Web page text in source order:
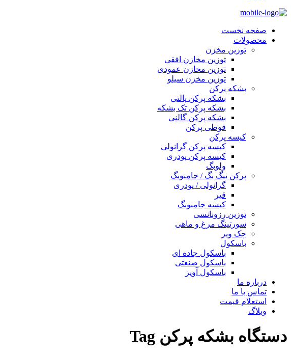
صفحه نخست
محصولات
توزین مخزن
توزین مخازن افقی
توزین مخازن عمودی
توزین مخزن سیلو
بشکه پرکن
بشکه پرکن پالتی
بشکه پرکن تک بشکه
بشکه پرکن گالنی
قوطی پرکن
کیسه پرکن
کیسه پرکن گرانولی
کیسه پرکن پودری
ولوبگ
پرکن بیگ بگ / جامبوبگ
گرانولی / پودری
قیر
کیسه جامبوبگ
توزین رزونانسی
سورتینگ مرغ و ماهی
چک ویر
باسکول
باسکول جاده ای
باسکول صنعتی
باسکول آویز
درباره ما
تماس با ما
استعلام قیمت
وبلاگ
دستگاه بشکه پرکن Tag